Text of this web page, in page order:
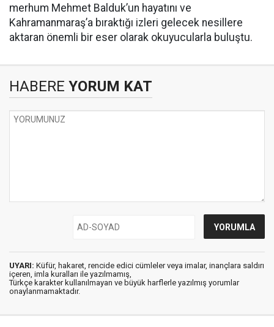
merhum Mehmet Balduk’un hayatını ve
Kahramanmaraş’a bıraktığı izleri gelecek nesillere
aktaran önemli bir eser olarak okuyucularla buluştu.
HABERE YORUM KAT
UYARI: Küfür, hakaret, rencide edici cümleler veya imalar, inançlara saldırı
içeren, imla kuralları ile yazılmamış,
Türkçe karakter kullanılmayan ve büyük harflerle yazılmış yorumlar
onaylanmamaktadır.